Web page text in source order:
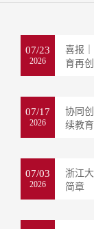
07/23
2026
喜报
育再创
07/17
2026
协同
续教
07/03
2026
浙江
简章